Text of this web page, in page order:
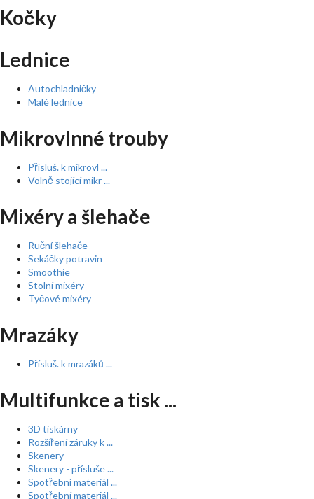
Kočky
Lednice
Autochladničky
Malé lednice
Mikrovlnné trouby
Přísluš. k mikrovl ...
Volně stojící mikr ...
Mixéry a šlehače
Ruční šlehače
Sekáčky potravin
Smoothie
Stolní mixéry
Tyčové mixéry
Mrazáky
Přísluš. k mrazáků ...
Multifunkce a tisk ...
3D tiskárny
Rozšíření záruky k ...
Skenery
Skenery - přísluše ...
Spotřební materiál ...
Spotřební materiál ...